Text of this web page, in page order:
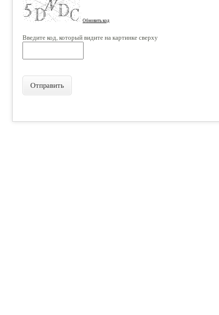
Обновить код
Введите код, который видите на картинке сверху
Отправить